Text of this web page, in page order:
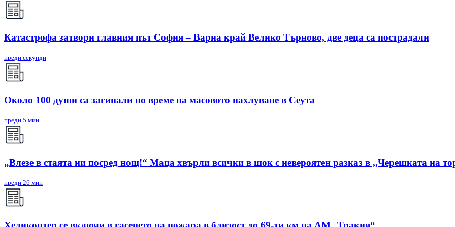
Катастрофа затвори главния път София – Варна край Велико Търново, две деца са пострадали
преди секунди
Около 100 души са загинали по време на масовото нахлуване в Сеута
преди 5 мин
„Влезе в стаята ни посред нощ!“ Маца хвърли всички в шок с невероятен разказ в ,,Черешката на
преди 26 мин